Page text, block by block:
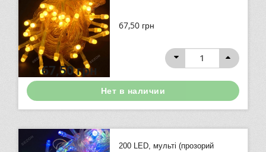
67,50 грн
67,50грн
Нет в наличии
200 LED, мульті (прозорий